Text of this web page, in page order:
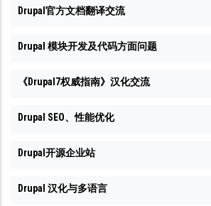
Drupal官方文档翻译交流
Drupal 模块开发及代码方面问题
《Drupal7权威指南》汉化交流
Drupal SEO、性能优化
Drupal开源企业站
Drupal 汉化与多语言